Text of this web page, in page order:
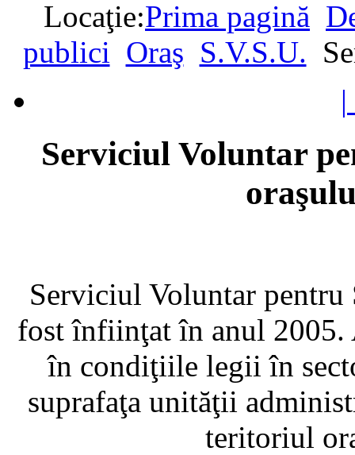
Locaţie:Prima pagină
publici Oraş S.V.S.U.
Serviciul Voluntar
Serviciul Voluntar pentru
fost înfiinţat în anul 2005.
în condiţiile legii în
suprafaţa unităţii
teritoriul